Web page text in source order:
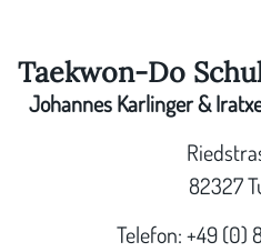
Taekwon-Do
Johannes Karlinger &
82327
Telefon: +49 (0)